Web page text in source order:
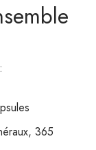
365